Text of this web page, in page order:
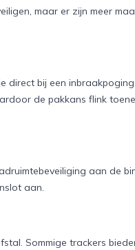
maar er zijn meer
bij een
de pakkans flink
aan de
aan.
Sommige trackers